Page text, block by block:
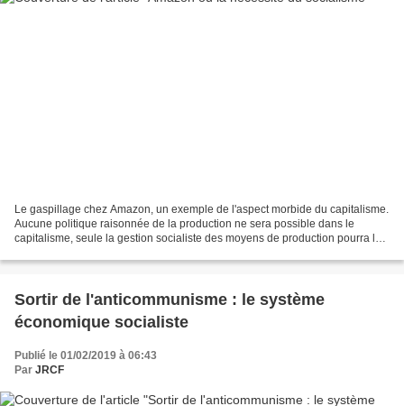
Le gaspillage chez Amazon, un exemple de l'aspect morbide du capitalisme.
Aucune politique raisonnée de la production ne sera possible dans le
capitalisme, seule la gestion socialiste des moyens de production pourra le
Sortir de l'anticommunisme : le système
économique socialiste
Publié le 01/02/2019 à 06:43
Par JRCF